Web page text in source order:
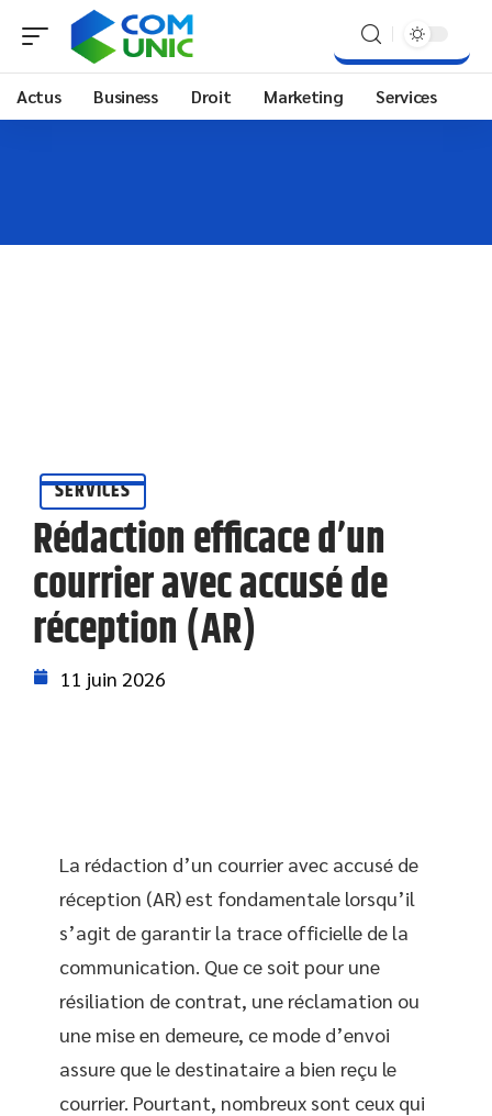
Actus Business Droit Marketing Services
SERVICES
Rédaction efficace d’un
courrier avec accusé de
réception (AR)
11 juin 2026
La rédaction d’un courrier avec accusé de
réception (AR) est fondamentale lorsqu’il
s’agit de garantir la trace officielle de la
communication. Que ce soit pour une
résiliation de contrat, une réclamation ou
une mise en demeure, ce mode d’envoi
assure que le destinataire a bien reçu le
courrier. Pourtant, nombreux sont ceux qui